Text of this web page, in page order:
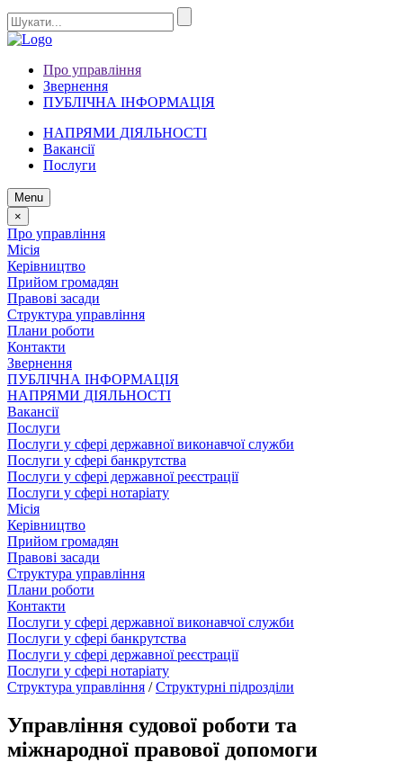
Про управління
Звернення
ПУБЛІЧНА ІНФОРМАЦІЯ
НАПРЯМИ ДІЯЛЬНОСТІ
Вакансії
Послуги
Menu
×
Про управління
Місія
Керівництво
Прийом громадян
Правові засади
Структура управління
Плани роботи
Контакти
Звернення
ПУБЛІЧНА ІНФОРМАЦІЯ
НАПРЯМИ ДІЯЛЬНОСТІ
Вакансії
Послуги
Послуги у сфері державної виконавчої служби
Послуги у сфері банкрутства
Послуги у сфері державної реєстрації
Послуги у сфері нотаріату
Місія
Керівництво
Прийом громадян
Правові засади
Структура управління
Плани роботи
Контакти
Послуги у сфері державної виконавчої служби
Послуги у сфері банкрутства
Послуги у сфері державної реєстрації
Послуги у сфері нотаріату
Структура управління /Структурні підрозділи
Управління судової роботи та
міжнародної правової допомоги